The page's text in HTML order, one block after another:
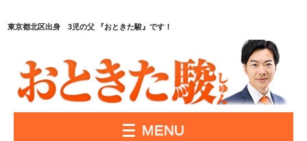
東京都北区出身 3児の父 『おときた駿』です！
MENU